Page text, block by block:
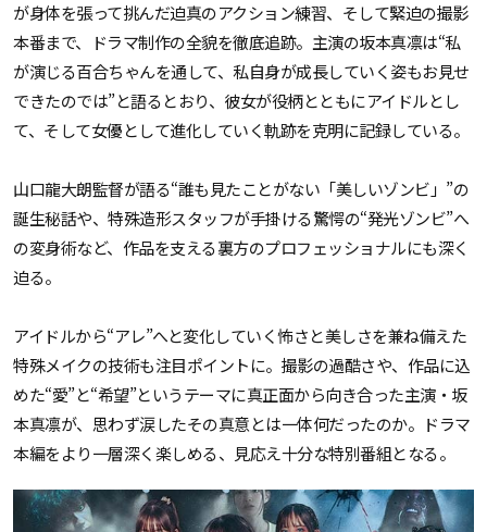
が身体を張って挑んだ迫真のアクション練習、そして緊迫の撮影
本番まで、ドラマ制作の全貌を徹底追跡。主演の坂本真凛は“私
が演じる百合ちゃんを通して、私自身が成長していく姿もお見せ
できたのでは”と語るとおり、彼女が役柄とともにアイドルとし
て、そして女優として進化していく軌跡を克明に記録している。
山口龍大朗監督が語る“誰も見たことがない「美しいゾンビ」”の
誕生秘話や、特殊造形スタッフが手掛ける驚愕の“発光ゾンビ”へ
の変身術など、作品を支える裏方のプロフェッショナルにも深く
迫る。
アイドルから“アレ”へと変化していく怖さと美しさを兼ね備えた
特殊メイクの技術も注目ポイントに。撮影の過酷さや、作品に込
めた“愛”と“希望”というテーマに真正面から向き合った主演・坂
本真凛が、思わず涙したその真意とは一体何だったのか。ドラマ
本編をより一層深く楽しめる、見応え十分な特別番組となる。